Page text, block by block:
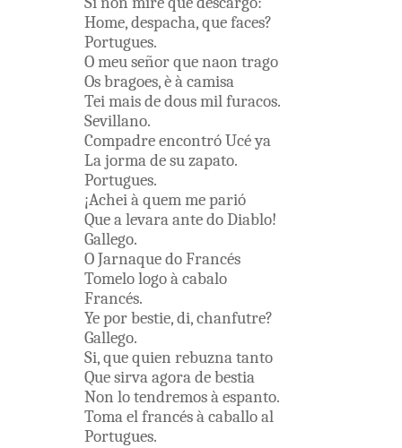
Home,despacha,quefaces?
Portugues.
Omeuseñorquenaon trago
Osbragoes,èàcamisa
Teimaisdedousmilfuracos.
Sevillano.
CompadreencontróUcéya
Lajormadesuzapato.
Portugues.
¡Acheiàquemmeparió
QuealevaraantedoDiablo!
Gallego.
OJarnaquedoFrancés
Tomelologoàcabalo
Francés.
Yeporbestie,di,chanfutre?
Gallego.
Si,quequien rebuznatanto
Quesirvaagoradebestia
Non lotendremosàespanto.
Tomaelfrancésàcaballoal
Portugues.